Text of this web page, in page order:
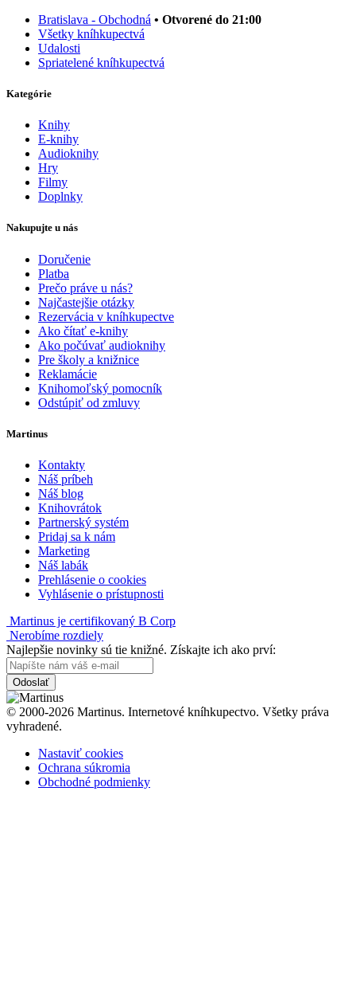
Bratislava - Obchodná • Otvorené do 21:00
Všetky kníhkupectvá
Udalosti
Spriatelené kníhkupectvá
Kategórie
Knihy
E-knihy
Audioknihy
Hry
Filmy
Doplnky
Nakupujte u nás
Doručenie
Platba
Prečo práve u nás?
Najčastejšie otázky
Rezervácia v kníhkupectve
Ako čítať e-knihy
Ako počúvať audioknihy
Pre školy a knižnice
Reklamácie
Knihomoľský pomocník
Odstúpiť od zmluvy
Martinus
Kontakty
Náš príbeh
Náš blog
Knihovrátok
Partnerský systém
Pridaj sa k nám
Marketing
Náš labák
Prehlásenie o cookies
Vyhlásenie o prístupnosti
Martinus je certifikovaný B Corp
Nerobíme rozdiely
Najlepšie novinky sú tie knižné. Získajte ich ako prví:
Odoslať
© 2000-2026 Martinus. Internetové kníhkupectvo. Všetky práva
vyhradené.
Nastaviť cookies
Ochrana súkromia
Obchodné podmienky